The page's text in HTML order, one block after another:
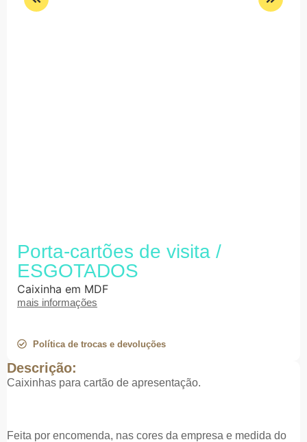
Descrição:
Caixinhas para cartão de apresentação.
Feita por encomenda, nas cores da empresa e medida do
Porta-cartões de visita /
ESGOTADOS
Caixinha em MDF
mais informações
Política de trocas e devoluções